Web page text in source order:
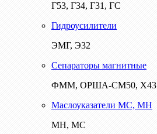
Г53, Г34, Г31, ГС
Гидроусилители
ЭМГ, Э32
Сепараторы магнитные
ФММ, ОРША-СМ50, Х43
Маслоуказатели МС, МН
МН, МС